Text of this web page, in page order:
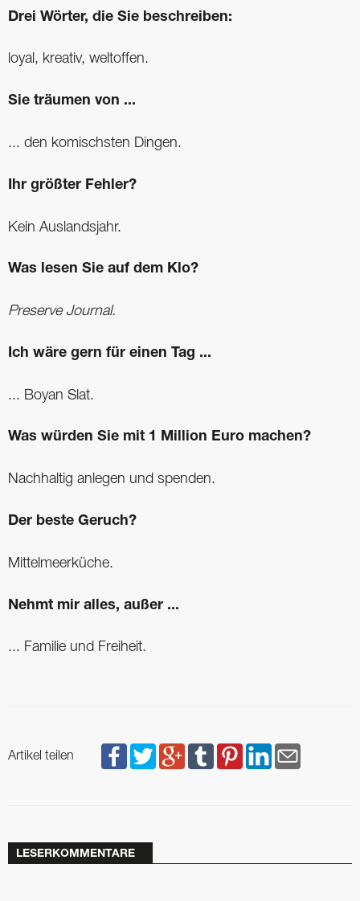
Drei Wörter, die Sie beschreiben:
loyal, kreativ, weltoffen.
Sie träumen von ...
... den komischsten Dingen.
Ihr größter Fehler?
Kein Auslandsjahr.
Was lesen Sie auf dem Klo?
Preserve Journal.
Ich wäre gern für einen Tag ...
... Boyan Slat.
Was würden Sie mit 1 Million Euro machen?
Nachhaltig anlegen und spenden.
Der beste Geruch?
Mittelmeerküche.
Nehmt mir alles, außer ...
... Familie und Freiheit.
Artikel teilen
LESERKOMMENTARE